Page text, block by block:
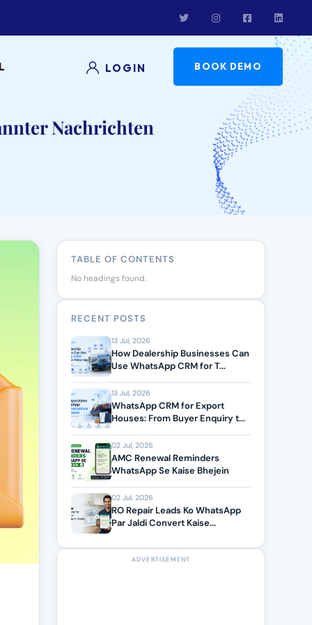
LOGIN BOOK DEMO
Nachrichten
TABLE OF CONTENTS
No headings found.
RECENT POSTS
13 Jul, 2026
How Dealership Businesses Can
Use WhatsApp CRM for T...
13 Jul, 2026
WhatsApp CRM for Export
Houses: From Buyer Enquiry t...
02 Jul, 2026
AMC Renewal Reminders
WhatsApp Se Kaise Bhejein
02 Jul, 2026
RO Repair Leads Ko WhatsApp
Par Jaldi Convert Kaise...
ADVERTISEMENT